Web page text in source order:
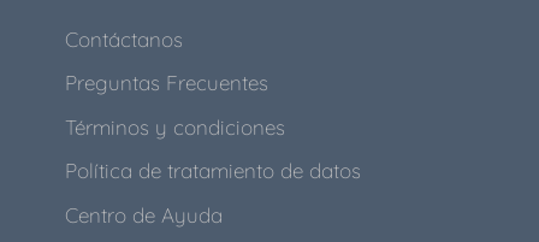
Contáctanos
Preguntas Frecuentes
Términos y condiciones
Política de tratamiento de datos
Centro de Ayuda